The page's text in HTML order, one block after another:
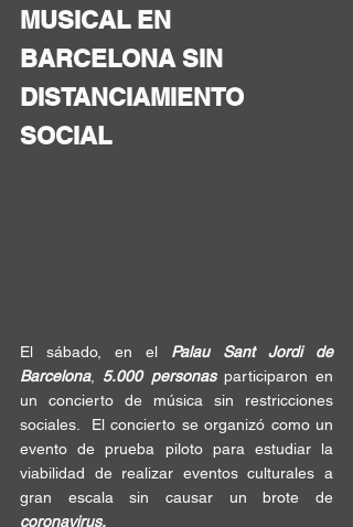
MUSICAL EN
BARCELONA SIN
DISTANCIAMIENTO
SOCIAL
El sábado, en el Palau Sant Jordi de
Barcelona, ​​5.000 personas participaron en
un concierto de música sin restricciones
evento de prueba piloto para estudiar la
viabilidad de realizar eventos culturales a
gran escala sin causar un brote de
coronavirus.